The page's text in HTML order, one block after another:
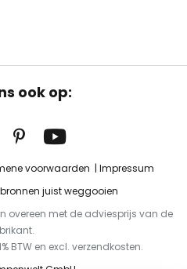
ook op:
voorwaarden
Impressum
juist weggooien
overeen met de adviesprijs van de
BTW en excl. verzendkosten.